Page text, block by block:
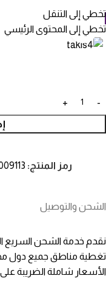
تخطي إلى التنقل
تخطي إلى المحتوى الرئيسي
انقر للتكبير
رمز المنتج:
الشحن والتوصيل
نقدم خدمة الشحن السريع
تغطية مناطق جميع دول
الأسعار شاملة الضريبة على